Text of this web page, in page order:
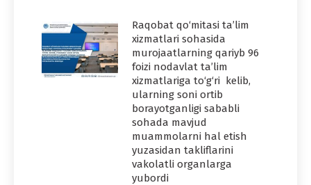
Raqobat qo‘mitasi ta’lim
xizmatlari sohasida
murojaatlarning qariyb 96
foizi nodavlat ta’lim
xizmatlariga to‘g‘ri kelib,
ularning soni ortib
borayotganligi sababli
sohada mavjud
muammolarni hal etish
yuzasidan takliflarini
vakolatli organlarga
yubordi